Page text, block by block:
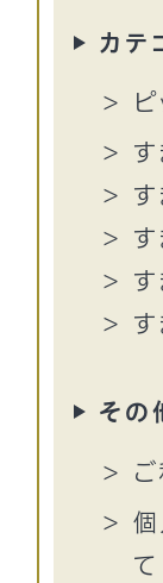
カテ
その
て